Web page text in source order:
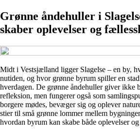
Grønne åndehuller i
skaber oplevelser og
Midt i Vestsjælland ligger Slagelse – en by,
nutiden, og hvor grønne byrum spiller en
hverdagen. De grønne åndehuller giver ikke
refleksion, men fungerer også som
borgere mødes, bevæger sig og oplever
stier til små grønne lommer mellem
hvordan byrum kan skabe både oplevelser